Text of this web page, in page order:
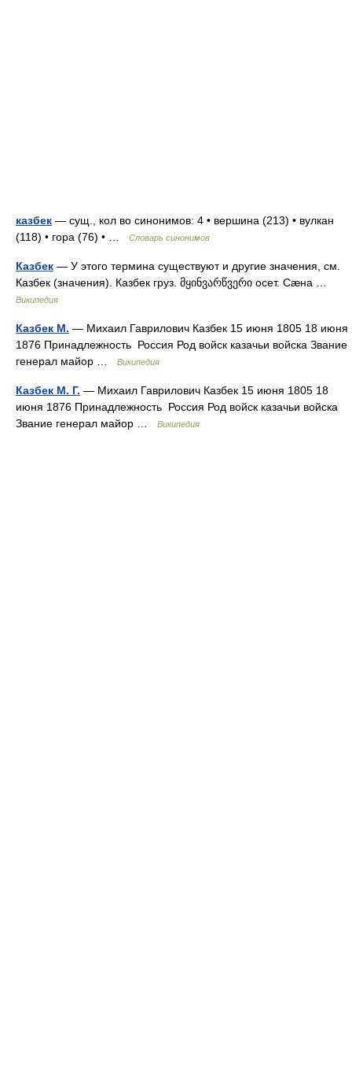
казбек — сущ., кол во синонимов: 4 • вершина (213) • вулкан
(118) • гора (76) • …
Словарь синонимов
Казбек — У этого термина существуют и другие значения, см.
Казбек (значения). Казбек груз. მყინვარწვერი осет. Сæна …
Википедия
Казбек М. — Михаил Гаврилович Казбек 15 июня 1805 18 июня
1876 Принадлежность Россия Род войск казачьи войска Звание
генерал майор …
Википедия
Казбек М. Г. — Михаил Гаврилович Казбек 15 июня 1805 18
июня 1876 Принадлежность Россия Род войск казачьи войска
Звание генерал майор …
Википедия